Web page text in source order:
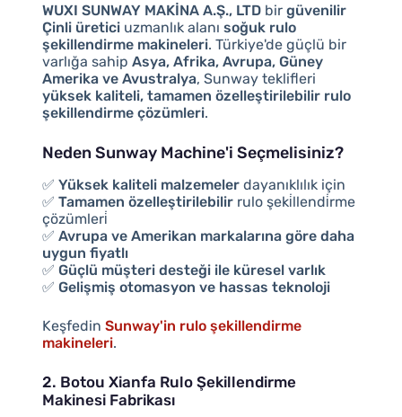
WUXI SUNWAY MAKİNA A.Ş., LTDbir güvenilir
Çinli üreticiuzmanlık alanı soğuk rulo
şekillendirme makineleri. Türkiye'de güçlü bir
varlığa sahip Asya, Afrika, Avrupa, Güney
Amerika ve Avustralya, Sunway teklifleri
yüksek kaliteli, tamamen özelleştirilebilir rulo
şekillendirme çözümleri.
Neden Sunway Machine'i Seçmelisiniz?
✅ Yüksek kaliteli malzemelerdayanıklılık için
✅ Tamamen özelleştirilebilirrulo şeki̇llendi̇rme
çözümleri̇
✅ Avrupa ve Amerikan markalarına göre daha
uygun fiyatlı
✅ Güçlü müşteri desteği ile küresel varlık
✅ Gelişmiş otomasyon ve hassas teknoloji
Keşfedin Sunway'in rulo şekillendirme
makineleri.
2. Botou Xianfa Rulo Şekillendirme
Makinesi Fabrikası